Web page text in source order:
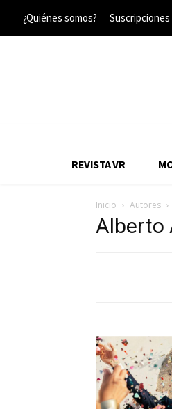
¿Quiénes somos? Suscripciones
REVISTA VR
Inicio Autores
Alberto